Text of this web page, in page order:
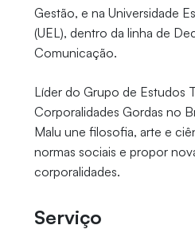
Gestão, e na Universidade
(UEL), dentro da linha de
Comunicação.
Líder do Grupo de Estudos
Corporalidades Gordas no
Malu une filosofia, arte e
normas sociais e propor
corporalidades.
Serviço